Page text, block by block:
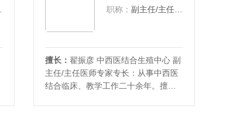
职称： 副主任/主任医师
擅长： 翟振彦 中西医结合生殖中心 副
主任/主任医师专家专长：从事中西医
结合临床、教学工作二十余年。擅长